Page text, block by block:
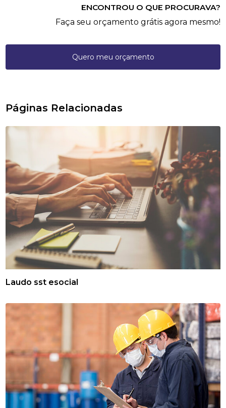
ENCONTROU O QUE PROCURAVA?
Faça seu orçamento grátis agora mesmo!
Quero meu orçamento
Páginas Relacionadas
Laudo sst esocial